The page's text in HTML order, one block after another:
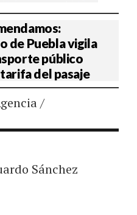
de Puebla vigila
público
del pasaje
/
Sánchez